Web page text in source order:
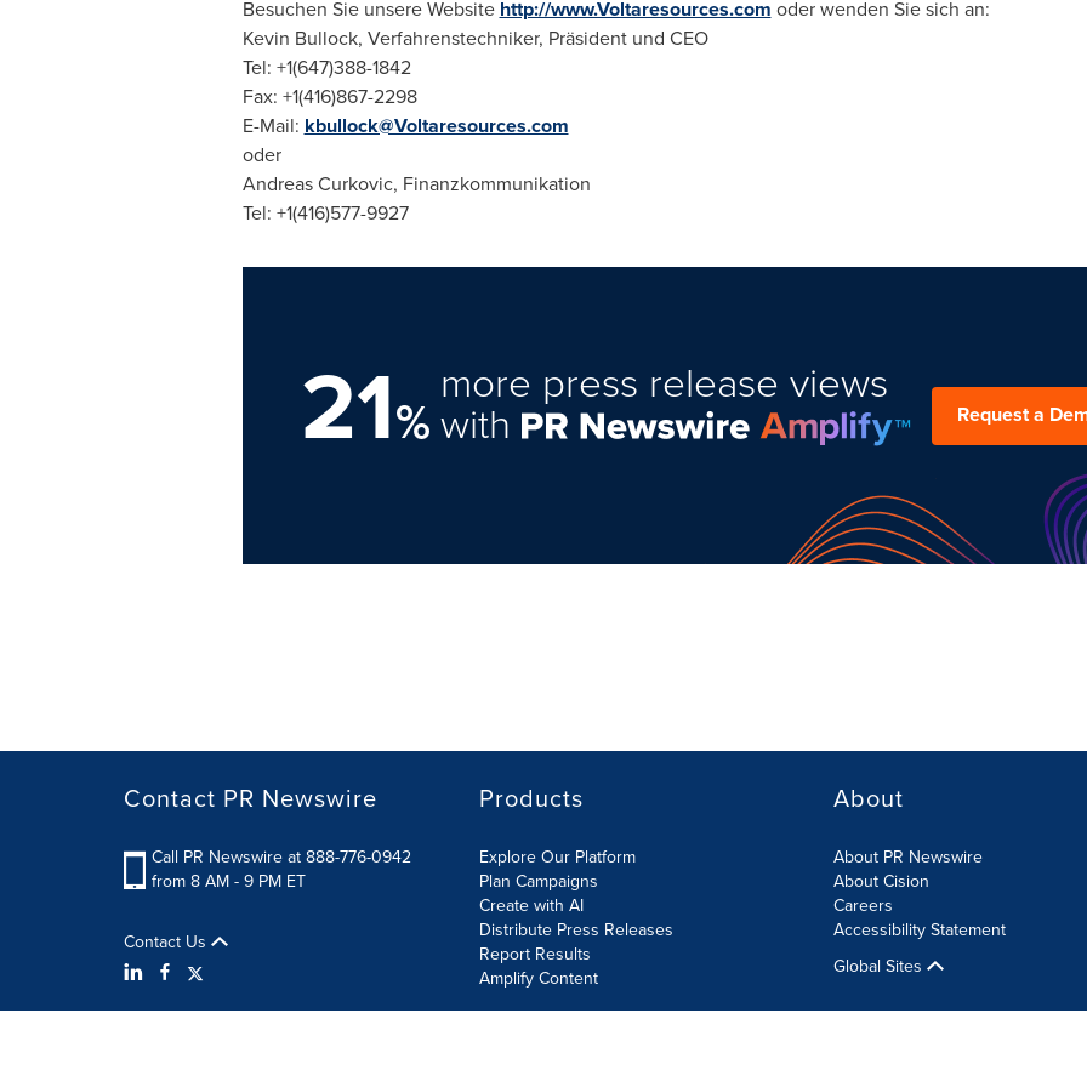
Besuchen Sie unsere Website http://www.Voltaresources.com oder wenden Sie sich an:
Kevin Bullock, Verfahrenstechniker, Präsident und CEO
Tel: +1(647)388-1842
Fax: +1(416)867-2298
E-Mail: kbullock@Voltaresources.com
oder
Andreas Curkovic, Finanzkommunikation
Tel: +1(416)577-9927
21%
more press release views
with Request a
Contact PR Newswire
Call PR Newswire at 888-776-0942
from 8 AM - 9 PM ET
Contact Us
Products
Explore Our Platform
Plan Campaigns
Create with AI
Distribute Press Releases
Report Results
Amplify Content
About
About PR Newswire
About Cision
Careers
Accessibility Statement
Global Sites